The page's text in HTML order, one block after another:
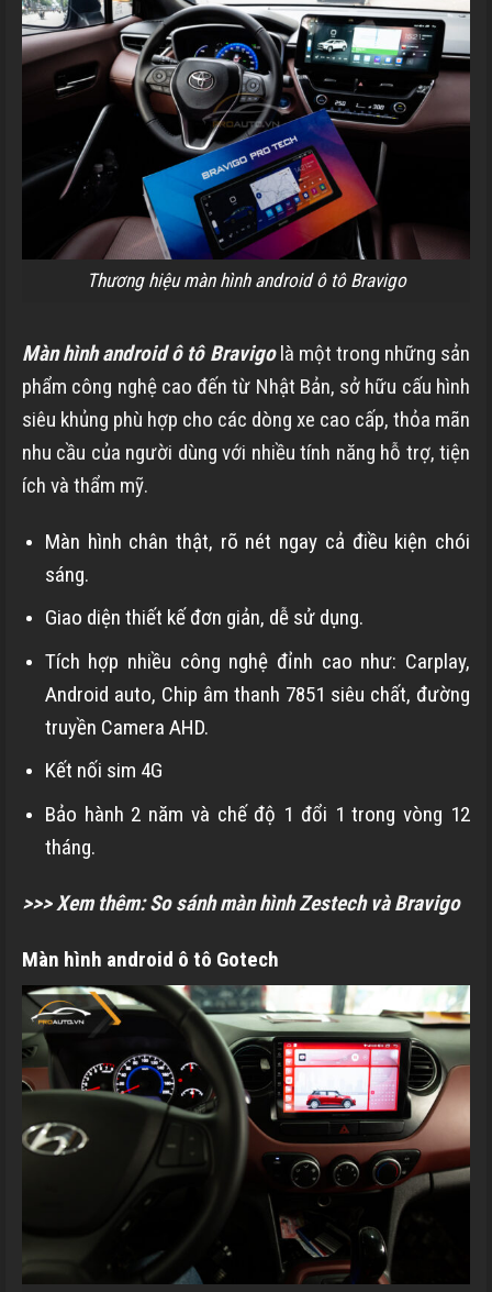
Thương hiệu màn hình android ô tô Bravigo
Màn hình android ô tô Bravigolà một trong những sản
phẩm công nghệ cao đến từ Nhật Bản, sở hữu cấu hình
siêu khủng phù hợp cho các dòng xe cao cấp, thỏa mãn
nhu cầu của người dùng với nhiều tính năng hỗ trợ, tiện
ích và thẩm mỹ.
Màn hình chân thật, rõ nét ngay cả điều kiện chói
sáng.
Giao diện thiết kế đơn giản, dễ sử dụng.
Tích hợp nhiều công nghệ đỉnh cao như: Carplay,
Android auto, Chip âm thanh 7851 siêu chất, đường
truyền Camera AHD.
Kết nối sim 4G
Bảo hành 2 năm và chế độ 1 đổi 1 trong vòng 12
tháng.
>>> Xem thêm:So sánh màn hình Zestech và Bravigo
Màn hình android ô tô Gotech